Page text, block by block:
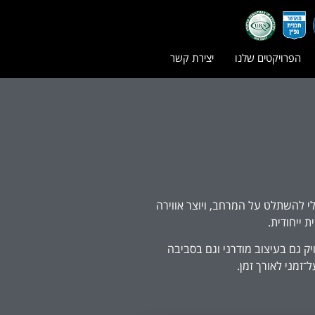
הפרויקטים שלנו יצירת קשר
להשתלט על המרחב, ויוצר אווירה
ייחודית.
גם בעיצוב מודרני וגם בסביבה
לאורך זמן.